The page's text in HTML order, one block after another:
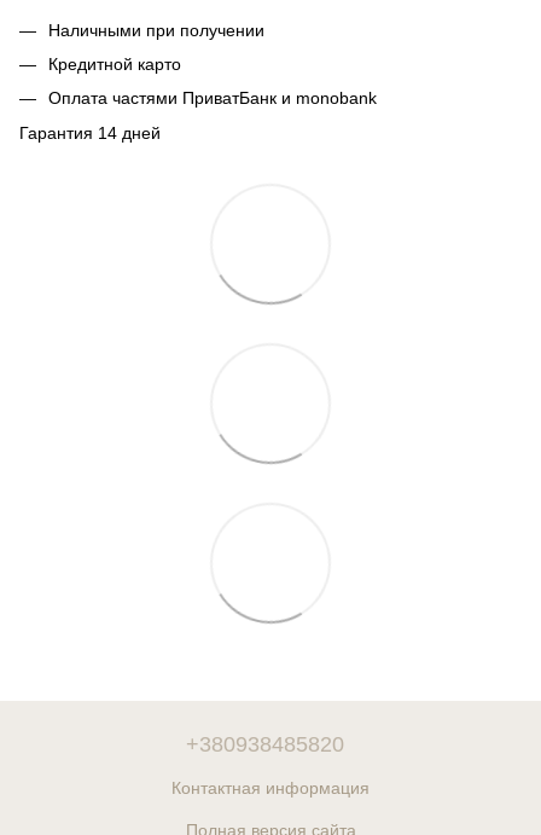
Наличными при получении
Кредитной карто
Оплата частями ПриватБанк и monobank
Гарантия 14 дней
+380938485820
Контактная информация
Полная версия сайта